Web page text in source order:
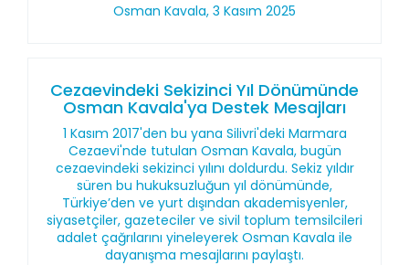
Osman Kavala, 3 Kasım 2025
Cezaevindeki Sekizinci Yıl Dönümünde
Osman Kavala'ya Destek Mesajları
1 Kasım 2017'den bu yana Silivri'deki Marmara
Cezaevi'nde tutulan Osman Kavala, bugün
cezaevindeki sekizinci yılını doldurdu. Sekiz yıldır
süren bu hukuksuzluğun yıl dönümünde,
Türkiye’den ve yurt dışından akademisyenler,
siyasetçiler, gazeteciler ve sivil toplum temsilcileri
adalet çağrılarını yineleyerek Osman Kavala ile
dayanışma mesajlarını paylaştı.